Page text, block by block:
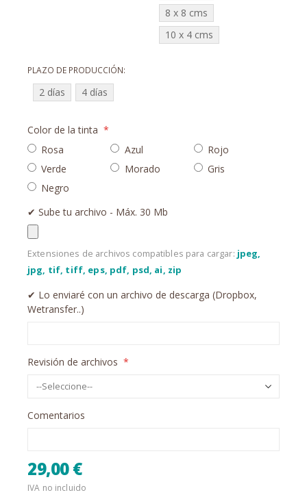
8 x 8 cms
10 x 4 cms
PLAZO DE PRODUCCIÓN
2 días 4 días
Color de la tinta
Rosa
Azul
Rojo
Verde
Morado
Gris
Negro
✔︎ Sube tu archivo - Máx. 30 Mb
Extensiones de archivos compatibles para cargar: jpeg,
jpg, tif, tiff, eps, pdf, psd, ai, zip
✔︎ Lo enviaré con un archivo de descarga (Dropbox,
Wetransfer..)
Revisión de archivos
Comentarios
29,00 €
IVA no incluido